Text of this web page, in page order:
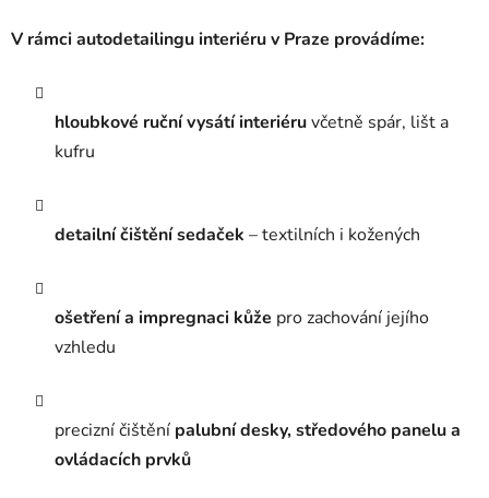
V rámci autodetailingu interiéru v Praze provádíme:
hloubkové ruční vysátí interiéruvčetně spár, lišt a
kufru
detailní čištění sedaček – textilních i kožených
ošetření a impregnaci kůže pro zachování jejího
vzhledu
precizní čištění palubní desky, středového panelu a
ovládacích prvků